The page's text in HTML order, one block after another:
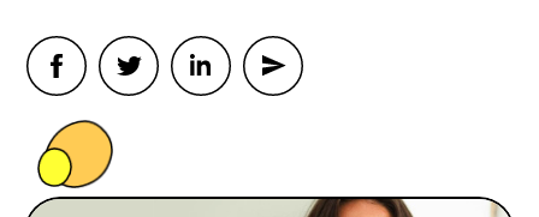
JEUX-VIDÉO
VINTAGE